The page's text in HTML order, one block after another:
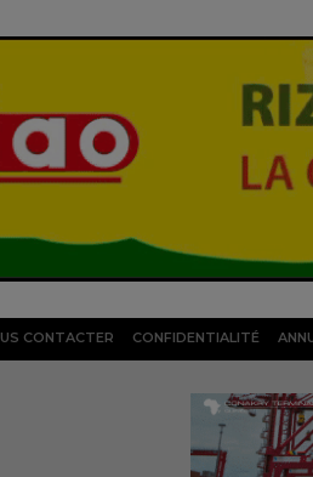
CONTACTER CONFIDENTIALITÉ